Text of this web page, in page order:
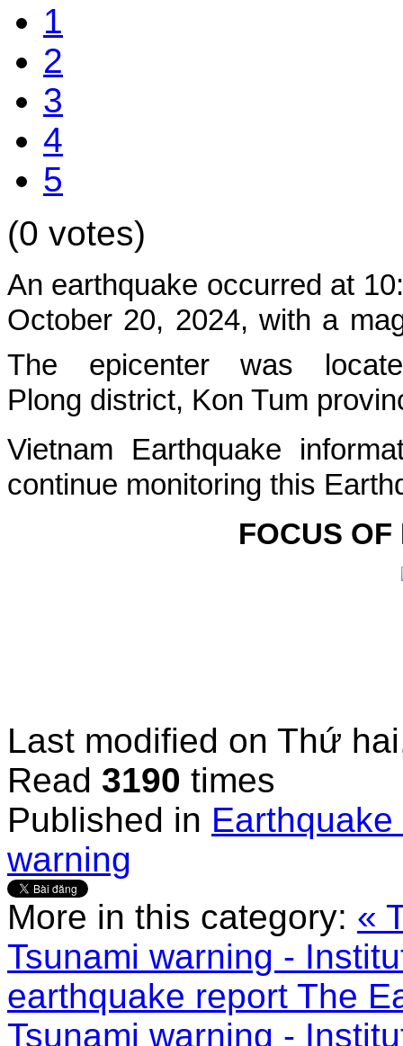
1
2
3
4
5
(0 votes)
An earthquake occurred at
October 20, 2024, with a
The epicenter was
Plong district, Kon Tum
Vietnam Earthquake
continue monitoring this
FOCUS
Last modified on Thứ
Read 3190 times
Published in
warning
More in this category: «
Tsunami warning -
earthquake report The
Tsunami warning -